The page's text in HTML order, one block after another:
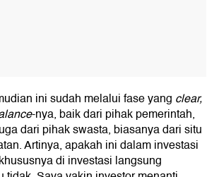
ini sudah melalui fase yang clear,
-nya, baik dari pihak pemerintah,
dari pihak swasta, biasanya dari situ
Artinya, apakah ini dalam investasi
di investasi langsung